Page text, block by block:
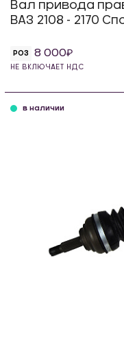
Вал привода
ВАЗ 2108 - 2170
РОЗ 8 000
НЕ ВКЛЮЧАЕТ НДС
в наличии